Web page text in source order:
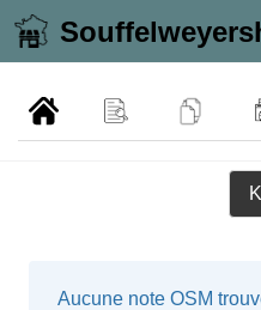
Aucune note OSM